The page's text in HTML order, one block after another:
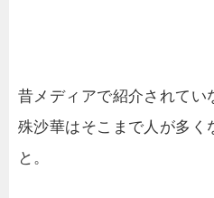
昔メディアで紹介されてい
殊沙華はそこまで人が多く
と。